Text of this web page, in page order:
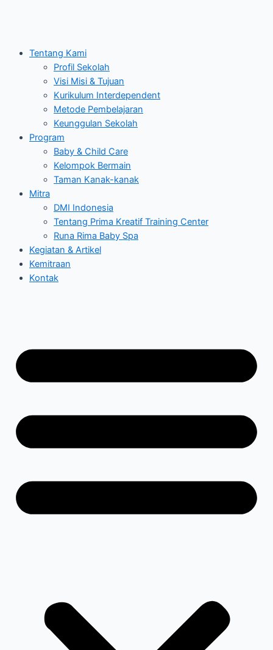
Tentang Kami
Profil Sekolah
Visi Misi & Tujuan
Kurikulum Interdependent
Metode Pembelajaran
Keunggulan Sekolah
Program
Baby & Child Care
Kelompok Bermain
Taman Kanak-kanak
Mitra
DMI Indonesia
Tentang Prima Kreatif Training Center
Runa Rima Baby Spa
Kegiatan & Artikel
Kemitraan
Kontak